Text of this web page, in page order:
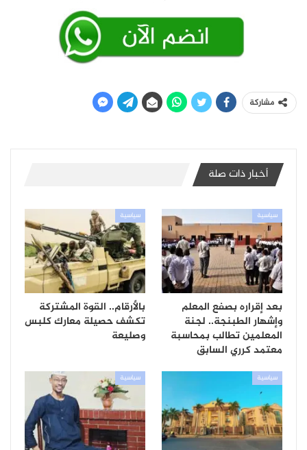
مشاركة
أخبار ذات صلة
سياسية
بعد إقراره بصفع المعلم
وإشهار الطبنجة.. لجنة
المعلمين تطالب بمحاسبة
معتمد كرري السابق
سياسية
بالأرقام.. القوة المشتركة
تكشف حصيلة معارك كلبس
وصليعة
سياسية سياسية